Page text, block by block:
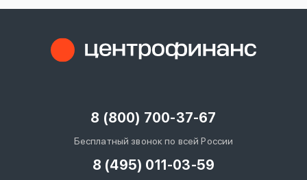
8 (800) 700-37-67
Бесплатный звонок по всей России
8 (495) 011-03-59
Войти под другим номером